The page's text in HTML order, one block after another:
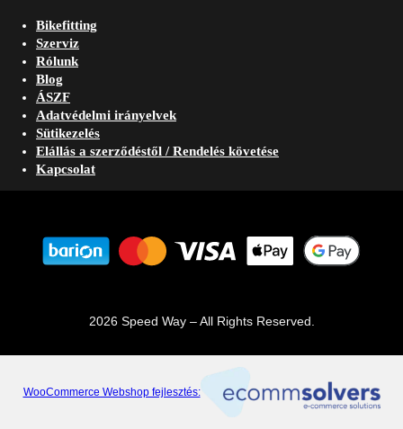
Bikefitting
Szerviz
Rólunk
Blog
ÁSZF
Adatvédelmi irányelvek
Sütikezelés
Elállás a szerződéstől / Rendelés követése
Kapcsolat
2026 Speed Way – All Rights Reserved.
WooCommerce Webshop fejlesztés: